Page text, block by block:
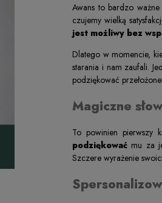
Awans to bardzo
czujemy wielką
jest możliwy bez
Dlatego w momencie,
starania i nam zaufali.
podziękować
Magiczne
To powinien pierwszy
podziękować mu za
Szczere wyrażenie